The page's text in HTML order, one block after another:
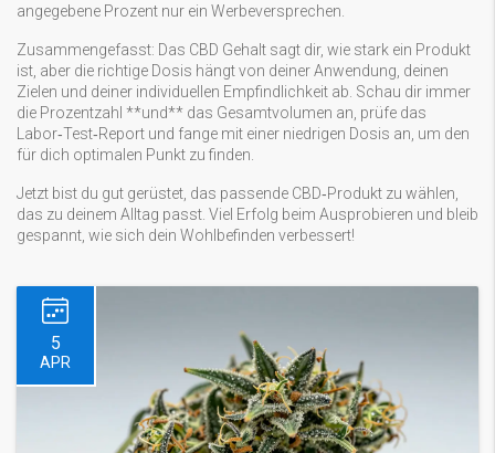
angegebene Prozent nur ein Werbeversprechen.
Zusammengefasst: Das CBD Gehalt sagt dir, wie stark ein Produkt
ist, aber die richtige Dosis hängt von deiner Anwendung, deinen
Zielen und deiner individuellen Empfindlichkeit ab. Schau dir immer
die Prozentzahl **und** das Gesamtvolumen an, prüfe das
Labor‑Test‑Report und fange mit einer niedrigen Dosis an, um den
für dich optimalen Punkt zu finden.
Jetzt bist du gut gerüstet, das passende CBD‑Produkt zu wählen,
das zu deinem Alltag passt. Viel Erfolg beim Ausprobieren und bleib
gespannt, wie sich dein Wohlbefinden verbessert!
5
APR